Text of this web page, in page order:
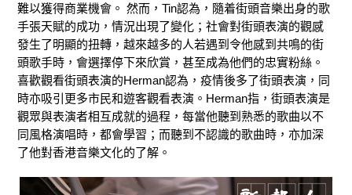
難以獲得商業機會。 然而，Tin認為，隨着街頭音樂出身的歌
手張天賦的成功，情況出現了變化；社會對街頭表演的觀感
發生了明顯的扭轉，越來越多的人若遇到令他感到共鳴的街
頭歌手時，會選擇停下來欣賞，甚至成為他們的忠實粉絲。
喜歡觀看街頭表演的Herman認為，疫情後多了街頭表演，同
時亦吸引更多市民和遊客觀看表演。Herman指，街頭表演是
觀眾與表演者相互成就的過程，每當他聽到熟悉的歌曲以不
同風格演唱時，都會學習；而聽到不認識的歌曲時，亦加深
了他對香港音樂文化的了解。